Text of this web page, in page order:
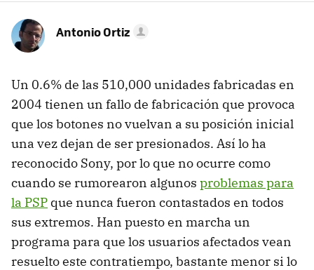
Antonio Ortiz
Un 0.6% de las 510,000 unidades fabricadas en
2004 tienen un fallo de fabricación que provoca
que los botones no vuelvan a su posición inicial
una vez dejan de ser presionados. Así lo ha
reconocido Sony, por lo que no ocurre como
cuando se rumorearon algunos problemas para
la PSP que nunca fueron contastados en todos
sus extremos. Han puesto en marcha un
programa para que los usuarios afectados vean
resuelto este contratiempo, bastante menor si lo